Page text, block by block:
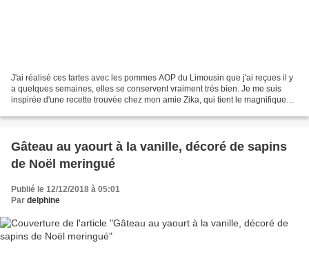
J'ai réalisé ces tartes avec les pommes AOP du Limousin que j'ai reçues il y
a quelques semaines, elles se conservent vraiment très bien. Je me suis
inspirée d'une recette trouvée chez mon amie Zika, qui tient le magnifique
Gâteau au yaourt à la vanille, décoré de sapins
de Noël meringué
Publié le 12/12/2018 à 05:01
Par delphine